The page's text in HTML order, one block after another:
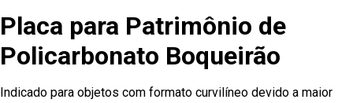
Placa para Patrimônio de
Policarbonato Boqueirão
Indicado para objetos com formato curvilíneo devido a maior